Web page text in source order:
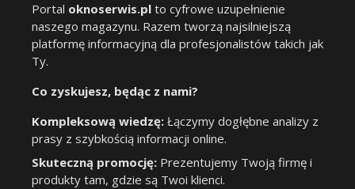
Portal oknoserwis.pl to cyfrowe uzupełnienie
naszego magazynu. Razem tworzą najsilniejszą
platformę informacyjną dla profesjonalistów takich jak
Ty.
Co zyskujesz, będąc z nami?
Kompleksową wiedzę: Łączymy dogłębne analizy z
prasy z szybkością informacji online.
Skuteczną promocję: Prezentujemy Twoją firmę i
produkty tam, gdzie są Twoi klienci.